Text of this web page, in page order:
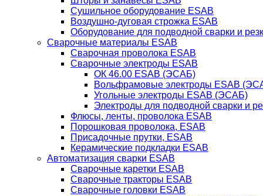
Сушильное оборудование ESAB
Воздушно-дуговая строжка ESAB
Оборудование для подводной сварки и
Сварочные материалы ESAB
Сварочная проволока ESAB
Сварочные электроды ESAB
ОК 46.00 ESAB (ЭСАБ)
Вольфрамовые электроды ESAB
Угольные электроды ESAB (ЭСАБ)
Электроды для подводной сварки и
Флюсы, ленты, проволока ESAB
Порошковая проволока, ESAB
Присадочные прутки, ESAB
Керамические подкладки ESAB
Автоматизация сварки ESAB
Сварочные каретки ESAB
Сварочные тракторы ESAB
Сварочные головки ESAB